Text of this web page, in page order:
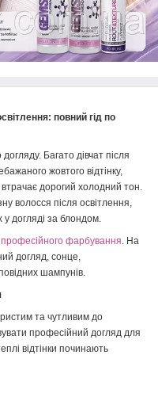
повний гід по
Багато дівчат після
жовтого відтінку,
дорогий холодний тон.
волосся після освітлення,
догляді за блондом.
професійного фарбування. На
догляд, сонце,
шампунів.
та чутливим до
професійний догляд для
відтінки починають